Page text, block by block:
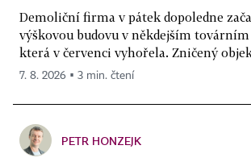
Demoliční firma v pátek dopoledne
výškovou budovu v někdejším
která v červenci vyhořela. Zničený
7. 8. 2026 ▪ 3 min. čtení
PETR HONZEJK